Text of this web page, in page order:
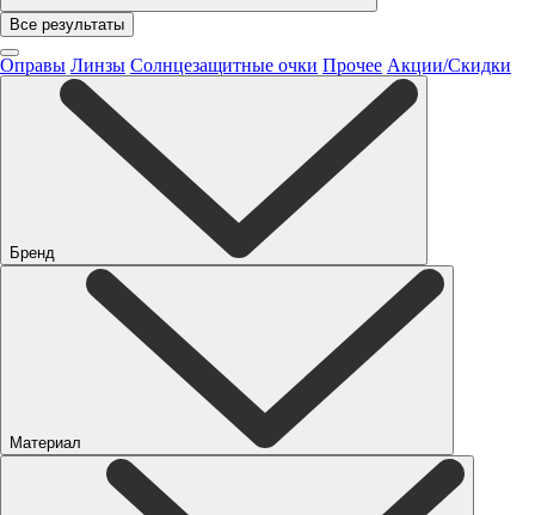
Все результаты
Оправы Линзы Солнцезащитные очки Прочее Акции/Скидки
Бренд
Материал